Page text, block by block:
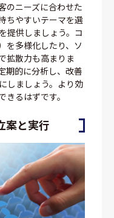
のニーズに合わせた
ちやすいテーマを選
提供しましょう。コ
を多様化したり、ソ
拡散力も高まりま
期的に分析し、改善
しましょう。より効
るはずです。
案と実行